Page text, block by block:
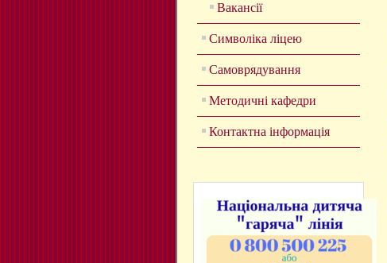
Вакансії
Символіка ліцею
Самоврядування
Методичні кафедри
Контактна інформація